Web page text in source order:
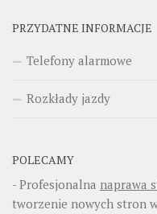
PRZYDATNE INFORMACJE
Telefony alarmowe
Rozkłady jazdy
POLECAMY
- Profesjonalna naprawa
tworzenie nowych stron